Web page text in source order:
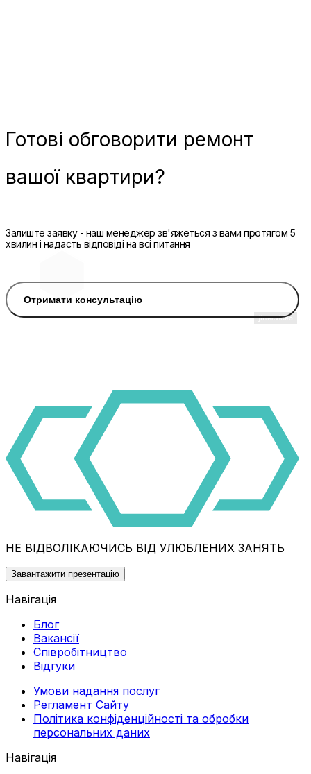
Готові обговорити ремонт
вашої квартири?
Залиште заявку - наш менеджер зв'яжеться з вами протягом 5
хвилин і надасть відповіді на всі питання
Отримати консультацію
НЕ ВІДВОЛІКАЮЧИСЬ ВІД УЛЮБЛЕНИХ ЗАНЯТЬ
Завантажити презентацію
Навігація
Блог
Вакансії
Співробітництво
Відгуки
Умови надання послуг
Регламент Сайту
Політика конфіденційності та обробки
персональних даних
Навігація